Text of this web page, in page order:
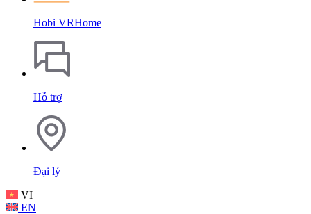
Hobi VRHome
Hỗ trợ
Đại lý
VI
EN